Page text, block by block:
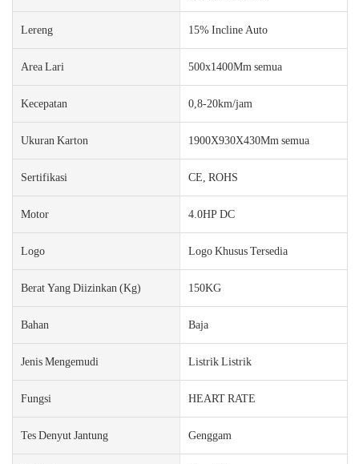
Lereng 15% Incline Auto
Area Lari 500x1400Mm semua
Kecepatan 0,8-20km/jam
Ukuran Karton 1900X930X430Mm semua
Sertifikasi CE, ROHS
Motor 4.0HP DC
Logo Logo Khusus Tersedia
Berat Yang Diizinkan (kg) 150KG
Bahan Baja
Jenis Mengemudi Listrik Listrik
Fungsi HEART RATE
Tes Denyut Jantung Genggam